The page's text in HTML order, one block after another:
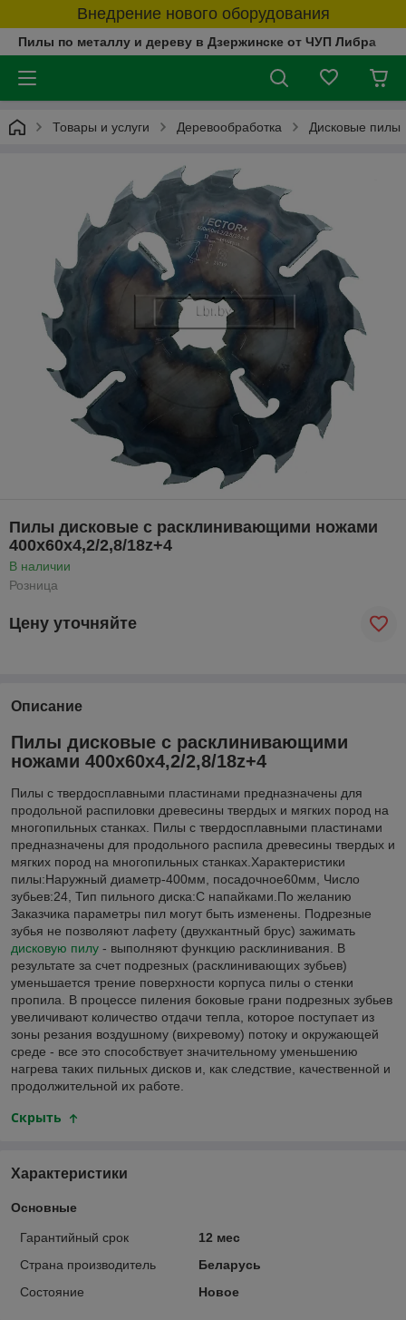
Внедрение нового оборудования
Пилы по металлу и дереву в Дзержинске от ЧУП Либра
Товары и услуги Деревообработка Дисковые пилы
Пилы дисковые с расклинивающими ножами
400х60х4,2/2,8/18z+4
В наличии
Розница
Цену уточняйте
Описание
Пилы дисковые с расклинивающими
ножами 400х60х4,2/2,8/18z+4
Пилы с твердосплавными пластинами предназначены для
продольной распиловки древесины твердых и мягких пород на
многопильных станках. Пилы с твердосплавными пластинами
предназначены для продольного распила древесины твердых и
мягких пород на многопильных станках.Характеристики
пилы:Наружный диаметр-400мм, посадочное60мм, Число
зубьев:24, Тип пильного диска:С напайками.По желанию
Заказчика параметры пил могут быть изменены. Подрезные
зубья не позволяют лафету (двухкантный брус) зажимать
дисковую пилу - выполняют функцию расклинивания. В
результате за счет подрезных (расклинивающих зубьев)
уменьшается трение поверхности корпуса пилы о стенки
пропила. В процессе пиления боковые грани подрезных зубьев
увеличивают количество отдачи тепла, которое поступает из
зоны резания воздушному (вихревому) потоку и окружающей
среде - все это способствует значительному уменьшению
нагрева таких пильных дисков и, как следствие, качественной и
продолжительной их работе.
Скрыть
Характеристики
Основные
Гарантийный срок
12 мес
Страна производитель
Беларусь
Состояние
Новое